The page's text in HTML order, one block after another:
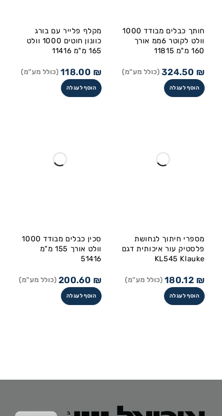
חותך כבלים מבודד 1000
וולט לקוטר 6ממ אורך
160 מ"מ 11815
324.50 ₪ (כולל מע"מ)
הוסף לעגלה
מקלף פלייר עם בורג
כוונון חוטים 1000 וולט
165 מ"מ 11416
118.00 ₪ (כולל מע"מ)
הוסף לעגלה
מספרי חיתוך לנחושת
פלסטיק עור איכותית דגם
KL545 Klauke
180.12 ₪ (כולל מע"מ)
הוסף לעגלה
סכין כבלים מבודד 1000
וולט אורך 155 מ"מ
51416
200.60 ₪ (כולל מע"מ)
הוסף לעגלה